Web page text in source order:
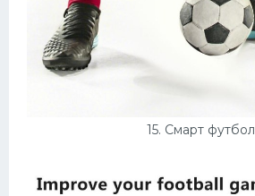
15. Смарт футбол